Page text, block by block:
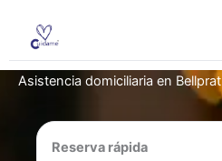
contenido
Asistencia domiciliaria en Bellprat
Reserva rápida